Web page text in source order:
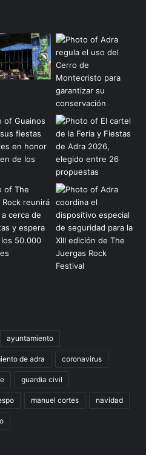
ayuntamiento
de adra coronavirus
guardia civil
manuel cortes navidad